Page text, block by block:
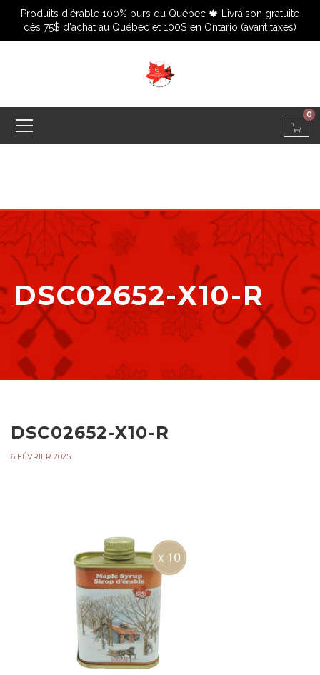
Produits d'érable 100% purs du Québec 🍁 Livraison gratuite
dès 75$ d'achat au Québec et 100$ en Ontario (avant taxes)
0
DSC02652-X10-R
DSC02652-X10-R
6 FÉVRIER 2025